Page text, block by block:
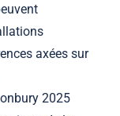
axées sur
2025